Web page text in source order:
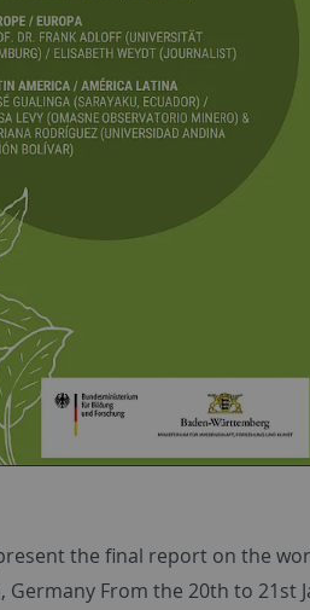
the final report on the
Germany From the 20th to 21st